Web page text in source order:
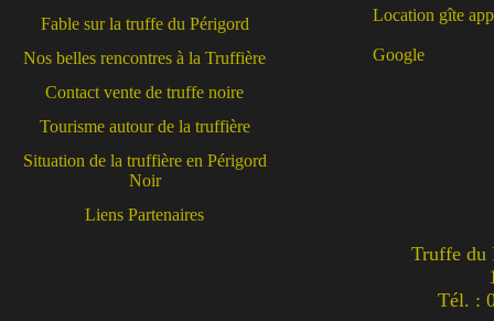
Fable sur la truffe du Périgord
Nos belles rencontres à la Truffière
Contact vente de truffe noire
Tourisme autour de la truffière
Situation de la truffière en Périgord
Noir
Liens Partenaires
Location gîte
Google
Truffe du
Tél. :